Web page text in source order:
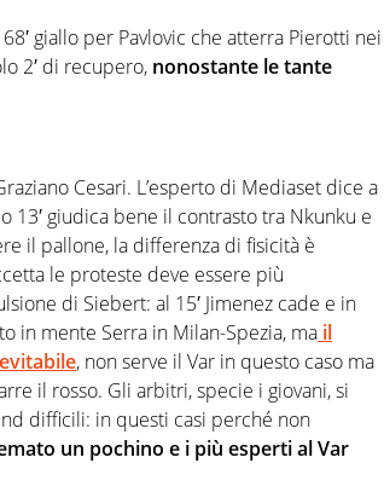
giallo per Pavlovic che atterra Pierotti nei
2′ di recupero, nonostante le tante
Cesari. L’esperto di Mediaset dice a
13′ giudica bene il contrasto tra Nkunku e
il pallone, la differenza di fisicità è
le proteste deve essere più
di Siebert: al 15′ Jimenez cade e in
in mente Serra in Milan-Spezia, ma il
, non serve il Var in questo caso ma
il rosso. Gli arbitri, specie i giovani, si
difficili: in questi casi perché non
un pochino e i più esperti al Var